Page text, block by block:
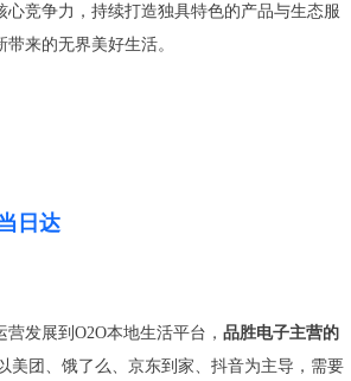
心竞争力，持续打造独具特色的产品与生态服
来的无界美好生活。
日达
发展到O2O本地生活平台， 品胜电子主营的
美团、饿了么、京东到家、抖音为主导，需要